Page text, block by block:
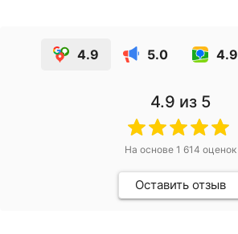
4.9 5.0 4.9
4.9 из 5
На основе 1 614 оценок
Оставить отзыв